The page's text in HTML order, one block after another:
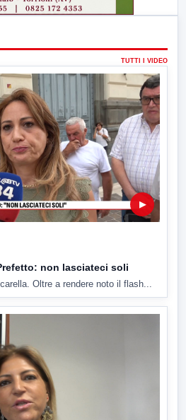
TUTTI I VIDEO
▶
non lasciateci soli
Oltre a rendere noto il flash...